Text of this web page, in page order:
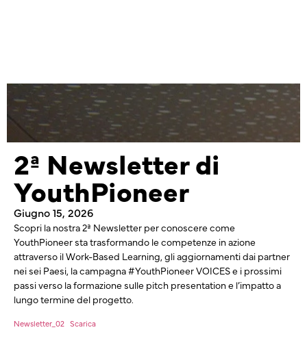
2ª Newsletter di
YouthPioneer
Giugno 15, 2026
Scopri la nostra 2ª Newsletter per conoscere come
YouthPioneer sta trasformando le competenze in azione
attraverso il Work-Based Learning, gli aggiornamenti dai partner
nei sei Paesi, la campagna #YouthPioneer VOICES e i prossimi
passi verso la formazione sulle pitch presentation e l’impatto a
lungo termine del progetto.
Newsletter_02 Scarica